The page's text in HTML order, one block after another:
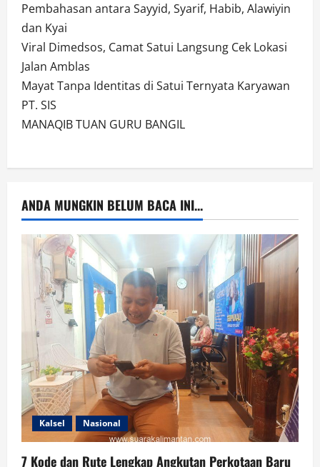
Pembahasan antara Sayyid, Syarif, Habib, Alawiyin
dan Kyai
Viral Dimedsos, Camat Satui Langsung Cek Lokasi
Jalan Amblas
Mayat Tanpa Identitas di Satui Ternyata Karyawan
PT. SIS
MANAQIB TUAN GURU BANGIL
ANDA MUNGKIN BELUM BACA INI...
Kalsel Nasional
7 Kode dan Rute Lengkap Angkutan Perkotaan Baru